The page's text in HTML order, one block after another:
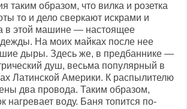
таким образом, что вилка и розетка
то и дело сверкают искрами и
в этой машине — настоящее
На моих майках после нее
дыры. Здесь же, в предбаннике —
душ, весьма популярный в
Латинской Америки. К распылителю
два провода. Таким образом,
нагревает воду. Баня топится по-